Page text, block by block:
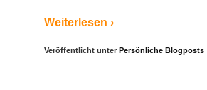
Weiterlesen ›
Veröffentlicht unter Persönliche Blogposts